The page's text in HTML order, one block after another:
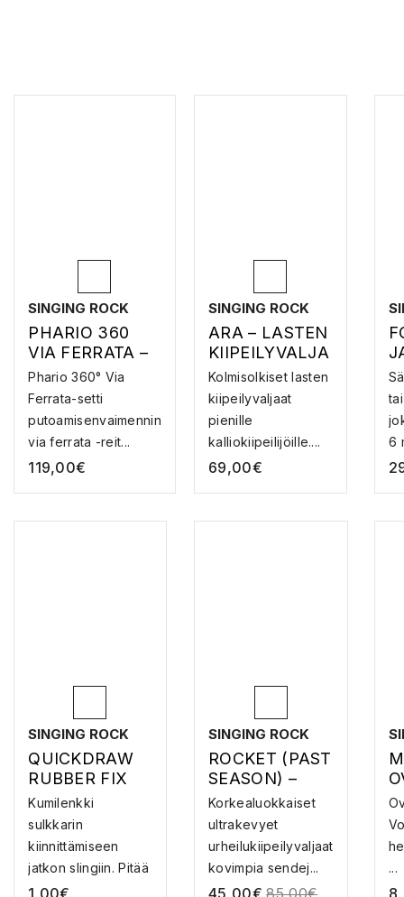
SINGING ROCK
PHARIO 360
VIA FERRATA –
VIA FERRATA -
SETTI
Phario 360° Via
Ferrata-setti
putoamisenvaimennin
via ferrata -reit...
119,00€
SINGING ROCK
ARA – LASTEN
KIIPEILYVALJA
AT
Kolmisolkiset lasten
kiipeilyvaljaat
pienille
kalliokiipeilijöille....
69,00€
6
SINGING ROCK
QUICKDRAW
RUBBER FIX
16MM –
JATKON KUMI
Kumilenkki
sulkkarin
kiinnittämiseen
jatkon slingiin. Pitää
karabii...
1,00€
SINGING ROCK
ROCKET (PAST
SEASON) –
KIIPEILYVALJA
AT
Korkealuokkaiset
ultrakevyet
urheilukiipeilyvaljaat
kovimpia sendej...
45,00€ 85,00€
...